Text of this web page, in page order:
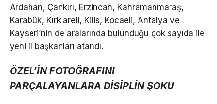
Ardahan, Çankırı, Erzincan, Kahramanmaraş,
Karabük, Kırklareli, Kilis, Kocaeli, Antalya ve
Kayseri’nin de aralarında bulunduğu çok sayıda ile
yeni il başkanları atandı.
ÖZEL’İN FOTOĞRAFINI
PARÇALAYANLARA DİSİPLİN ŞOKU